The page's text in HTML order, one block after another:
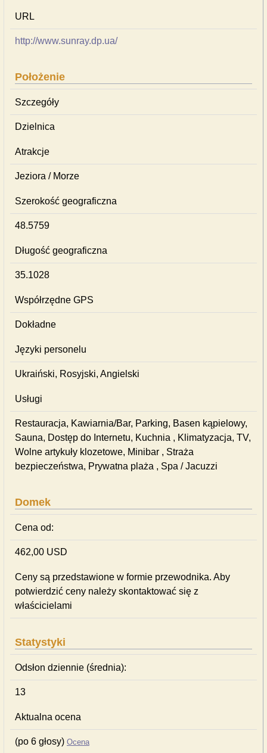
URL
http://www.sunray.dp.ua/
Położenie
Szczegóły
Dzielnica
Atrakcje
Jeziora / Morze
Szerokość geograficzna
48.5759
Długość geograficzna
35.1028
Współrzędne GPS
Dokładne
Języki personelu
Ukraiński, Rosyjski, Angielski
Usługi
Restauracja, Kawiarnia/Bar, Parking, Basen kąpielowy,
Sauna, Dostęp do Internetu, Kuchnia , Klimatyzacja, TV,
Wolne artykuły klozetowe, Minibar , Straża
bezpieczeństwa, Prywatna plaża , Spa / Jacuzzi
Domek
Cena od:
462,00 USD
Ceny są przedstawione w formie przewodnika. Aby
potwierdzić ceny należy skontaktować się z
właścicielami
Statystyki
Odsłon dziennie (średnia):
13
Aktualna ocena
(po 6 głosy) Ocena